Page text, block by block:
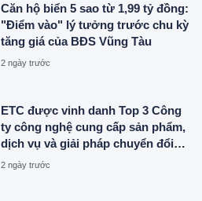
Căn hộ biển 5 sao từ 1,99 tỷ đồng:
"Điểm vào" lý tưởng trước chu kỳ
tăng giá của BĐS Vũng Tàu
2 ngày trước
ETC được vinh danh Top 3 Công
ty công nghệ cung cấp sản phẩm,
dịch vụ và giải pháp chuyển đổi
số uy tín năm 2026
2 ngày trước